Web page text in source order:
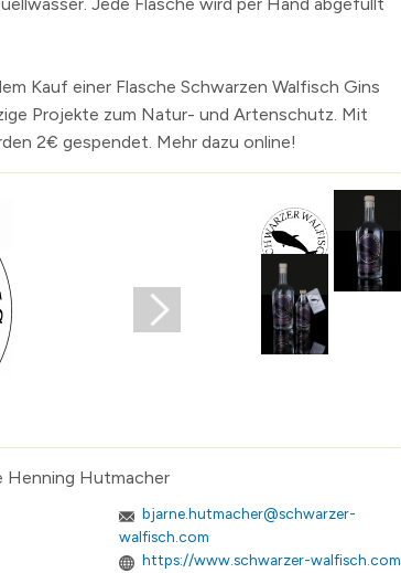
Jede Flasche wird per Hand abgefüllt
Kauf einer Flasche Schwarzen Walfisch Gins
Projekte zum Natur- und Artenschutz. Mit
2€ gespendet. Mehr dazu online!
Henning Hutmacher
bjarne.hutmacher@schwarzer-
walfisch.com
https://www.schwarzer-walfisch.com